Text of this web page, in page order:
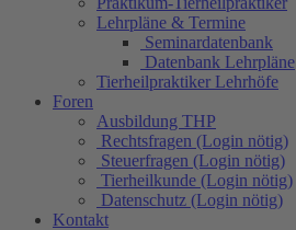
Lehrpläne & Termine
Seminardatenbank
Datenbank Lehrpläne
Tierheilpraktiker Lehrhöfe
Foren
Ausbildung THP
Rechtsfragen (Login nötig)
Steuerfragen (Login nötig)
Tierheilkunde (Login nötig)
Datenschutz (Login nötig)
Kontakt